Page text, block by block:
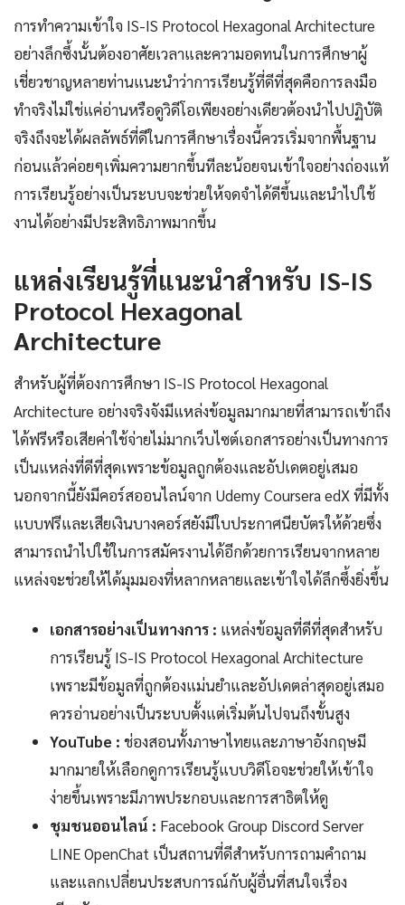
การทำความเข้าใจ IS-IS Protocol Hexagonal Architecture
อย่างลึกซึ้งนั้นต้องอาศัยเวลาและความอดทนในการศึกษาผู้
เชี่ยวชาญหลายท่านแนะนำว่าการเรียนรู้ที่ดีที่สุดคือการลงมือ
ทำจริงไม่ใช่แค่อ่านหรือดูวิดีโอเพียงอย่างเดียวต้องนำไปปฏิบัติ
จริงถึงจะได้ผลลัพธ์ที่ดีในการศึกษาเรื่องนี้ควรเริ่มจากพื้นฐาน
ก่อนแล้วค่อยๆเพิ่มความยากขึ้นทีละน้อยจนเข้าใจอย่างถ่องแท้
การเรียนรู้อย่างเป็นระบบจะช่วยให้จดจำได้ดีขึ้นและนำไปใช้
งานได้อย่างมีประสิทธิภาพมากขึ้น
แหล่งเรียนรู้ที่แนะนำสำหรับ IS-IS
Protocol Hexagonal
Architecture
สำหรับผู้ที่ต้องการศึกษา IS-IS Protocol Hexagonal
Architecture อย่างจริงจังมีแหล่งข้อมูลมากมายที่สามารถเข้าถึง
ได้ฟรีหรือเสียค่าใช้จ่ายไม่มากเว็บไซต์เอกสารอย่างเป็นทางการ
เป็นแหล่งที่ดีที่สุดเพราะข้อมูลถูกต้องและอัปเดตอยู่เสมอ
นอกจากนี้ยังมีคอร์สออนไลน์จาก Udemy Coursera edX ที่มีทั้ง
แบบฟรีและเสียเงินบางคอร์สยังมีใบประกาศนียบัตรให้ด้วยซึ่ง
สามารถนำไปใช้ในการสมัครงานได้อีกด้วยการเรียนจากหลาย
แหล่งจะช่วยให้ได้มุมมองที่หลากหลายและเข้าใจได้ลึกซึ้งยิ่งขึ้น
เอกสารอย่างเป็นทางการ : แหล่งข้อมูลที่ดีที่สุดสำหรับ
การเรียนรู้ IS-IS Protocol Hexagonal Architecture
เพราะมีข้อมูลที่ถูกต้องแม่นยำและอัปเดตล่าสุดอยู่เสมอ
ควรอ่านอย่างเป็นระบบตั้งแต่เริ่มต้นไปจนถึงขั้นสูง
YouTube : ช่องสอนทั้งภาษาไทยและภาษาอังกฤษมี
มากมายให้เลือกดูการเรียนรู้แบบวิดีโอจะช่วยให้เข้าใจ
ง่ายขึ้นเพราะมีภาพประกอบและการสาธิตให้ดู
ชุมชนออนไลน์ : Facebook Group Discord Server
LINE OpenChat เป็นสถานที่ดีสำหรับการถามคำถาม
และแลกเปลี่ยนประสบการณ์กับผู้อื่นที่สนใจเรื่อง